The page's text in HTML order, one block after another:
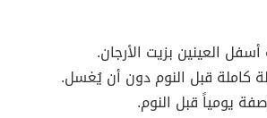
العينين بزيت الأرجان.
كاملة قبل النوم دون أن يُغسل.
يومياً قبل النوم.